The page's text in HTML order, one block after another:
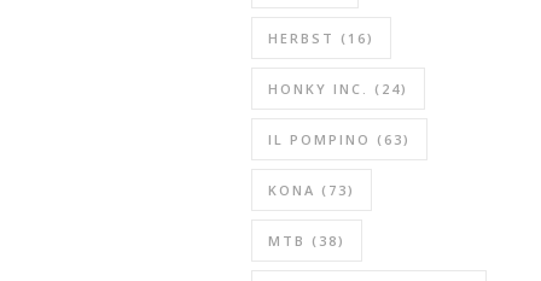
HERBST (16)
HONKY INC. (24)
IL POMPINO (63)
KONA (73)
MTB (38)